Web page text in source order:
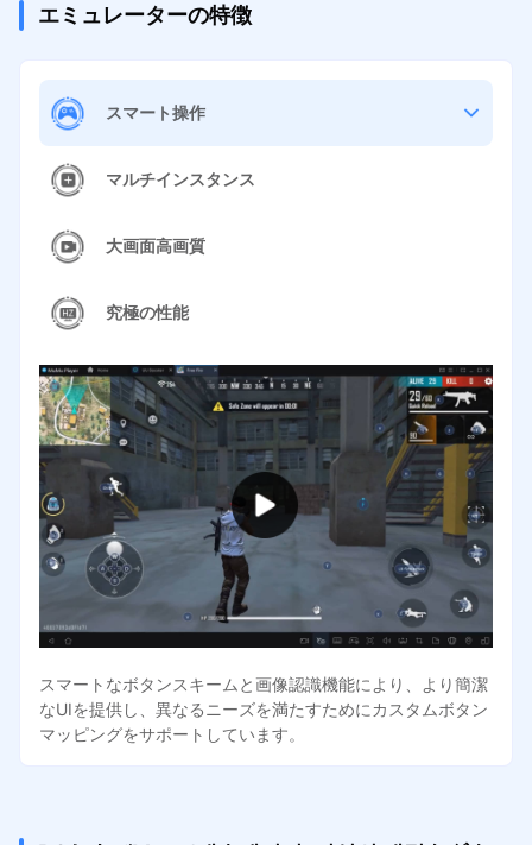
エミュレーターの特徴
スマート操作
マルチインスタンス
大画面高画質
究極の性能
スマートなボタンスキームと画像認識機能により、より簡潔
なUIを提供し、異なるニーズを満たすためにカスタムボタン
マッピングをサポートしています。